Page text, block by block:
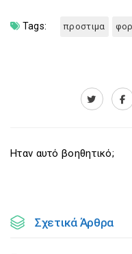
Tags: προστιμα
Ηταν αυτό βοηθητικό;
Σχετικά Άρθρα